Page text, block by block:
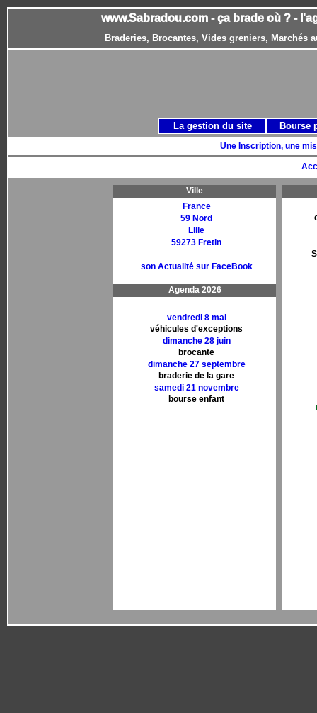
www.Sabradou.com - ça brade où ? -
Braderies, Brocantes, Vides greniers, Marchés
Une Inscription, une
Ville
France
59 Nord
Lille
59273 Fretin
son Actualité sur FaceBook
Agenda 2026
vendredi 8 mai
véhicules d'exceptions
dimanche 28 juin
brocante
dimanche 27 septembre
braderie de la gare
samedi 21 novembre
bourse enfant
La gestion du site Bourse